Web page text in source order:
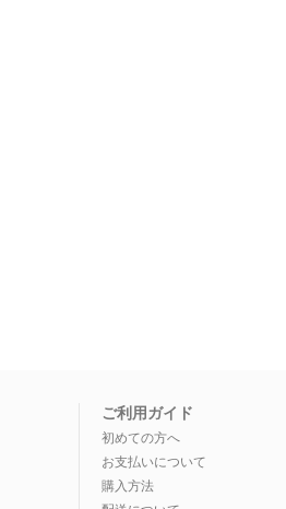
ご利用ガイド
初めての方へ
お支払いについて
購入方法